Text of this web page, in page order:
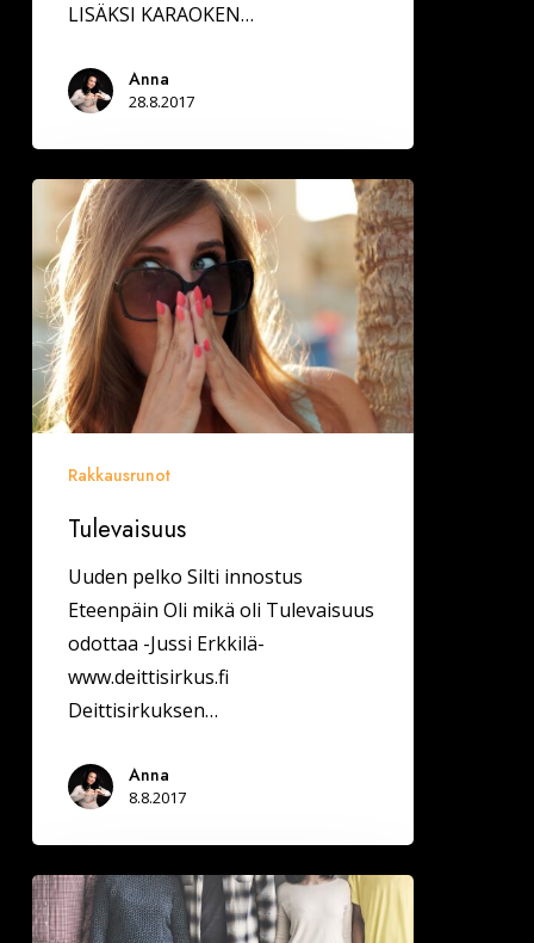
LISÄKSI KARAOKEN…
Anna
28.8.2017
Tulevaisuus
Rakkausrunot
Tulevaisuus
Uuden pelko Silti innostus
Eteenpäin Oli mikä oli Tulevaisuus
odottaa -Jussi Erkkilä-
www.deittisirkus.fi
Deittisirkuksen…
Anna
8.8.2017
Seinäjoen
sinkuilla